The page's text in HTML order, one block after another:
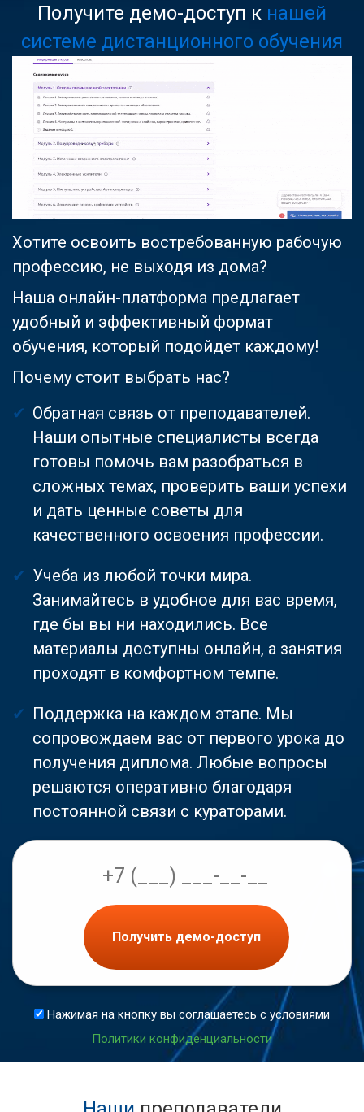
Получите демо-доступ к нашей
системе дистанционного обучения
Хотите освоить востребованную рабочую
профессию, не выходя из дома?
Наша онлайн-платформа предлагает
удобный и эффективный формат
обучения, который подойдет каждому!
Почему стоит выбрать нас?
Обратная связь от преподавателей.
Наши опытные специалисты всегда
готовы помочь вам разобраться в
сложных темах, проверить ваши успехи
и дать ценные советы для
качественного освоения профессии.
Учеба из любой точки мира.
Занимайтесь в удобное для вас время,
где бы вы ни находились. Все
материалы доступны онлайн, а занятия
проходят в комфортном темпе.
Поддержка на каждом этапе. Мы
сопровождаем вас от первого урока до
получения диплома. Любые вопросы
решаются оперативно благодаря
постоянной связи с кураторами.
Получить демо-доступ
Нажимая на кнопку вы соглашаетесь с условиями
Политики конфиденциальности